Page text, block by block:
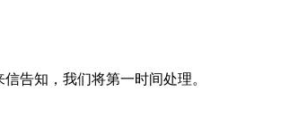
告知，我们将第一时间处理。